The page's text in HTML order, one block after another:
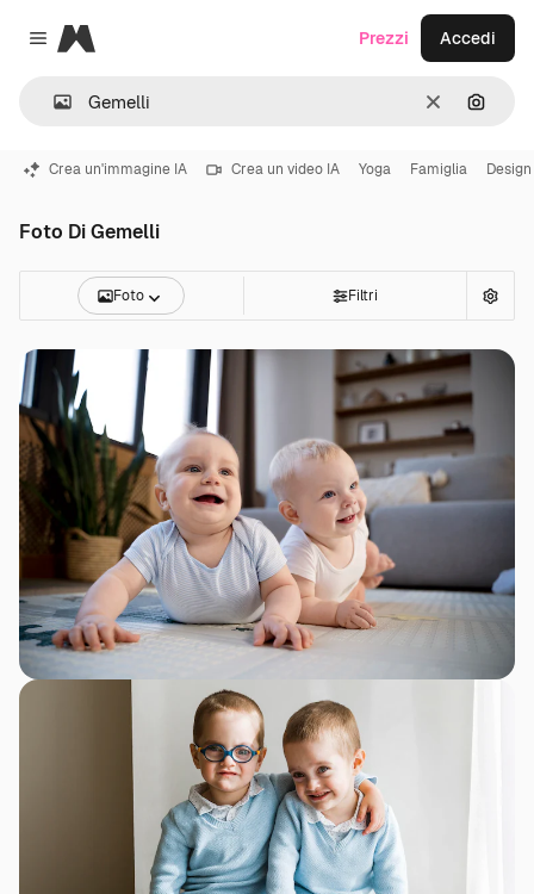
Close menu
Magnific
CancellaCerca
Prezzi Accedi
Crea un'immagine IA Crea un video IA Yoga Famiglia Design
Foto Di Gemelli
Foto Filtri